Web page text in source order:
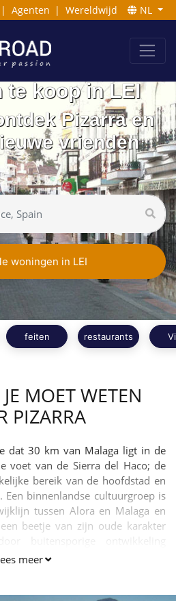
| Agenten | Wereldwijd NL
te koop in LEI
Pizarra en
vrienden
woningen in LEI
feiten restaurants
MOET WETEN
PIZARRA
dat 30 km van Malaga ligt in de
voet van de Sierra del Haco; de
bereik van de hoofdstad en
Een binnenlandse cultuurgroep is
tussen Alora en Malaga en
beetje van zijn oude karakter
meer